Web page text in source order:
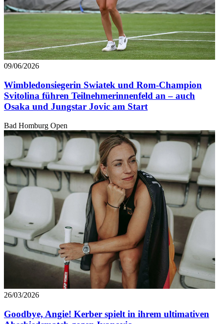
09/06/2026
Wimbledonsiegerin Swiatek und Rom-Champion
Svitolina führen Teilnehmerinnenfeld an – auch
Osaka und Jungstar Jovic am Start
Bad Homburg Open
26/03/2026
Goodbye, Angie! Kerber spielt in ihrem ultimativen